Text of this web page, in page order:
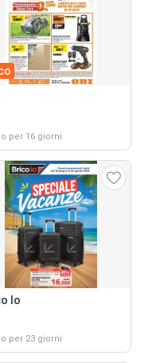
per 16 giorni
Io
per 23 giorni